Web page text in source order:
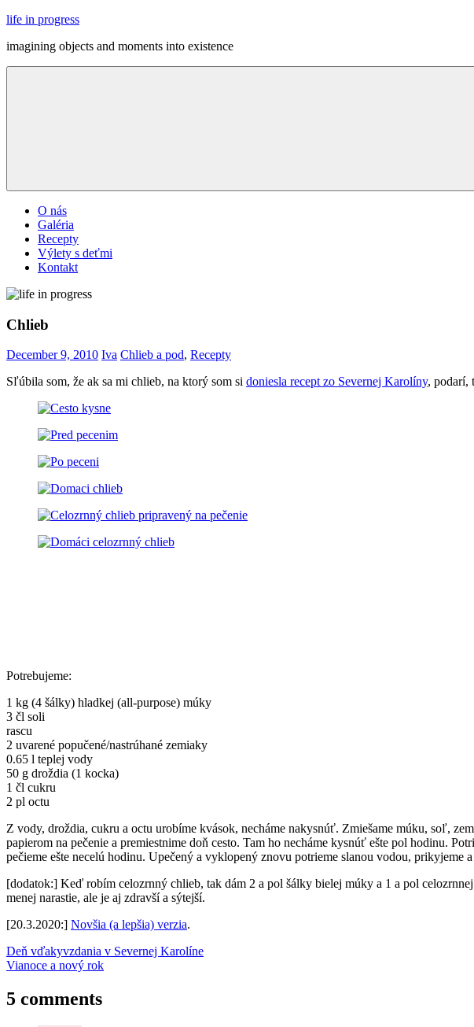
Skip
content
life in progress
imagining objects and moments into existence
Menu
O nás
Galéria
Recepty
Výlety s deťmi
Kontakt
Chlieb
December 9, 2010 Iva Chlieb a pod, Recepty
Sľúbila som, že ak sa mi chlieb, na ktorý som si doniesla recept zo Severnej Karolíny, podarí,
Potrebujeme:
1 kg (4 šálky) hladkej (all-purpose) múky
3 čl soli
rascu
2 uvarené popučené/nastrúhané zemiaky
0.65 l teplej vody
50 g droždia (1 kocka)
1 čl cukru
2 pl octu
Z vody, droždia, cukru a octu urobíme kvások, necháme nakysnúť. Zmiešame múku, soľ,
papierom na pečenie a premiestnime doň cesto. Tam ho necháme kysnúť ešte pol hodinu.
pečieme ešte necelú hodinu. Upečený a vyklopený znovu potrieme slanou vodou, prikyjeme
[dodatok:] Keď robím celozrnný chlieb, tak dám 2 a pol šálky bielej múky a 1 a pol
menej narastie, ale je aj zdravší a sýtejší.
[20.3.2020:] Novšia (a lepšia) verzia.
celozrnný
chliebchliebrecepty
Post
navigation
Previous
Post:
Deň vďakyvzdania v Severnej Karolíne
Next
Vianoce a nový rok
5 comments